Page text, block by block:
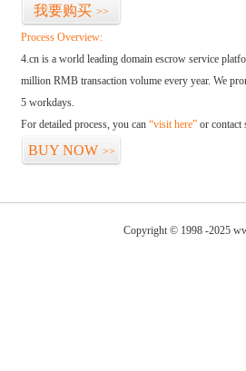
我要购买 >>
Process Overview:
4.cn is a world leading domain escrow service
million RMB transaction volume every year. We
5 workdays.
For detailed process, you can “visit here” or contact
BUY NOW >>
Copyright © 1998 -2025